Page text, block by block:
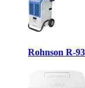
Rohnson R-